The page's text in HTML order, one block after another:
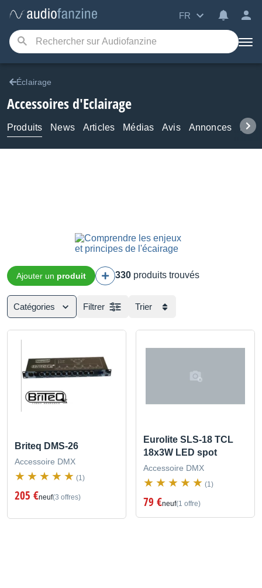
FR
Éclairage
Accessoires d'Eclairage
Produits News Articles Médias Avis Annonces
Ajouter un produit 330 produits trouvés
Catégories Filtrer Trier
Briteq DMS-26
Accessoire DMX
(1)
205 €neuf(3 offres)
Eurolite SLS-18 TCL
18x3W LED spot
Accessoire DMX
(1)
79 €neuf(1 offre)